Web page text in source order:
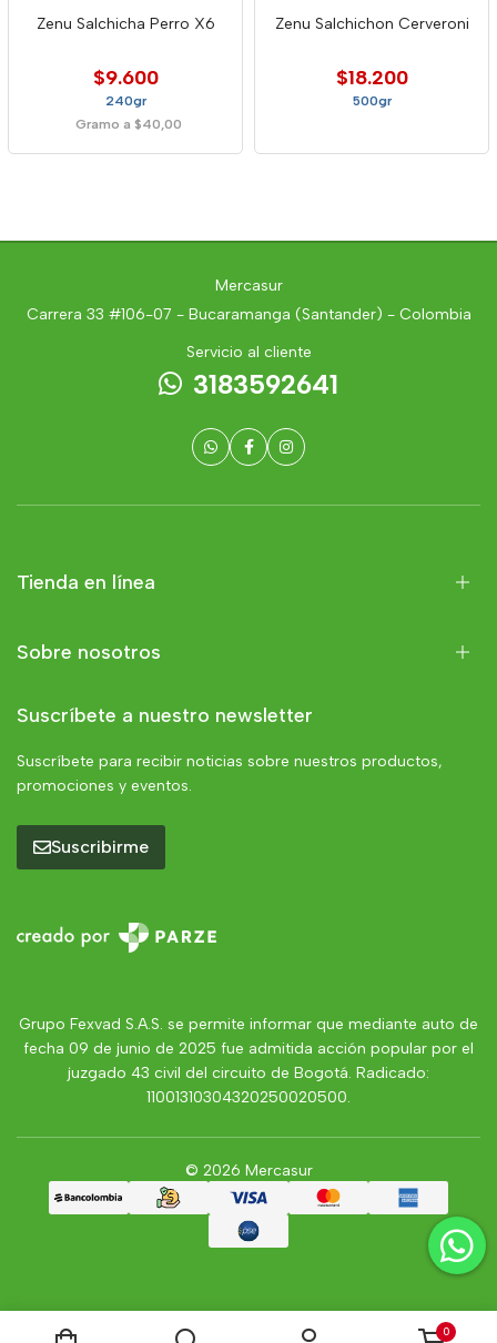
Zenu Salchicha Perro X6
$9.600
240gr
Gramo a $40,00
Zenu Salchichon Cerveroni
$18.200
500gr
Mercasur
Carrera 33 #106-07 - Bucaramanga (Santander) - Colombia
Servicio al cliente
3183592641
Tienda en línea
Sobre nosotros
Suscríbete a nuestro newsletter
Suscríbete para recibir noticias sobre nuestros productos,
promociones y eventos.
Suscribirme
Grupo Fexvad S.A.S. se permite informar que mediante auto de
fecha 09 de junio de 2025 fue admitida acción popular por el
juzgado 43 civil del circuito de Bogotá. Radicado:
11001310304320250020500.
© 2026 Mercasur
0